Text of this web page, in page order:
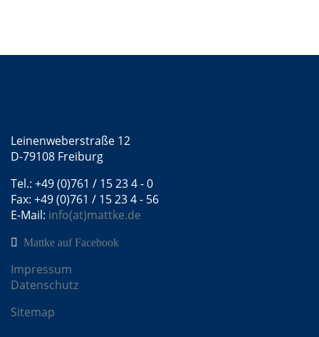
Leinenweberstraße 12
D-79108 Freiburg
Tel.: +49 (0)761 / 15 23 4 - 0
Fax: +49 (0)761 / 15 23 4 - 56
E-Mail: info(at)mattke.de
Mattke auf Facebook
Impressum
Datenschutz
Sitemap